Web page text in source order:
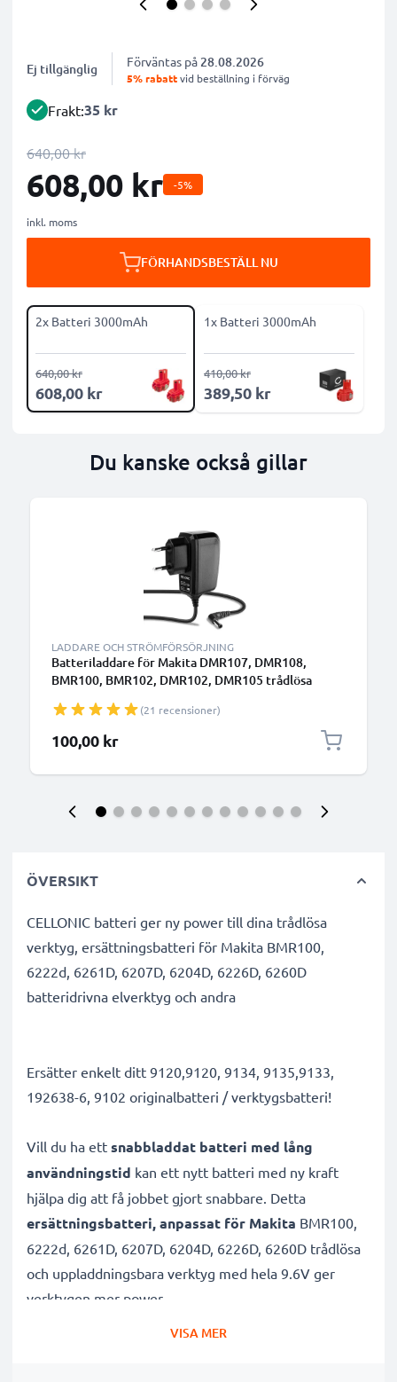
Ej tillgänglig Förväntas på 28.08.2026
5% rabattvid beställning i förväg
Frakt:35 kr
640,00 kr
608,00 kr -5%
inkl. moms
FÖRHANDSBESTÄLL NU
2x Batteri 3000mAh
608,00 kr
640,00 kr
1x Batteri 3000mAh
389,50 kr
410,00 kr
Du kanske också gillar
LADDARE OCH STRÖMFÖRSÖRJNING
Batteriladdare för Makita DMR107, DMR108,
BMR100, BMR102, DMR102, DMR105 trådlösa
(21 recensioner)
100,00 kr
ÖVERSIKT
CELLONIC batteri ger ny power till dina trådlösa
verktyg, ersättningsbatteri för Makita BMR100,
6222d, 6261D, 6207D, 6204D, 6226D, 6260D
batteridrivna elverktyg och andra
Ersätter enkelt ditt 9120,9120, 9134, 9135,9133,
192638-6, 9102 originalbatteri / verktygsbatteri!
Vill du ha ett snabbladdat batteri med lång
användningstid kan ett nytt batteri med ny kraft
hjälpa dig att få jobbet gjort snabbare. Detta
ersättningsbatteri, anpassat för Makita BMR100,
6222d, 6261D, 6207D, 6204D, 6226D, 6260D trådlösa
och uppladdningsbara verktyg med hela 9.6V ger
verktygen mer power.
VISA MER